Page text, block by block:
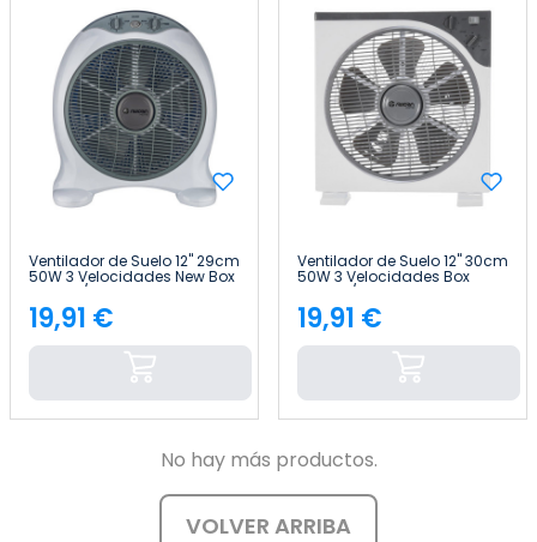
Ventilador de Suelo 12" 29cm
50W 3 Velocidades New Box
Blanco/Gris Raydan Home
Precio
19,91 €
Ventilador de Suelo 12" 30cm
50W 3 Velocidades Box
Blanco/Gris Thinia Home
Precio
19,91 €
No hay más productos.
VOLVER ARRIBA